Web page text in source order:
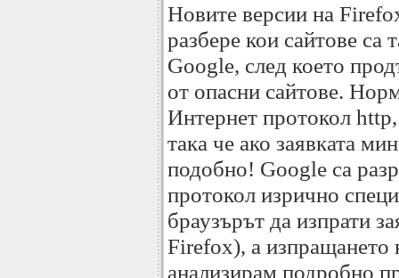
Новите версии на
разбере кои сайтове са
Google, след което
от опасни сайтове.
Интернет протокол
така че ако заявката
подобно! Google са
протокол изрично
браузърът да изпрати
Firefox), а изпращането
анализирам подробно